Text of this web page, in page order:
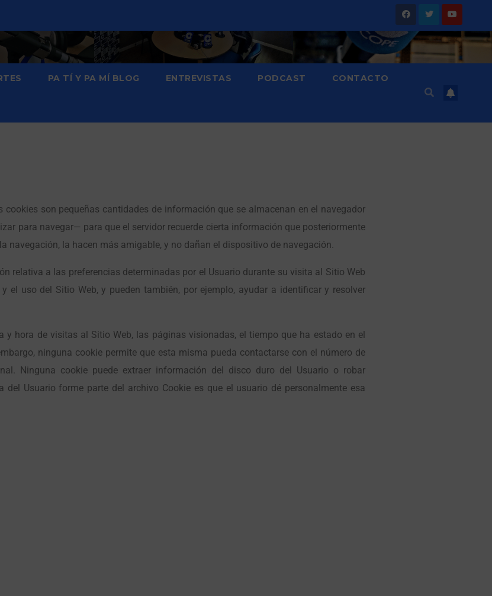
PA TÍ Y PA MÍ BLOG ENTREVISTAS PODCAST CONTACTO
son pequeñas cantidades de información que se almacenan en el navegador
para navegar— para que el servidor recuerde cierta información que posteriormente
la hacen más amigable, y no dañan el dispositivo de navegación.
relativa a las preferencias determinadas por el Usuario durante su visita al Sitio Web
el uso del Sitio Web, y pueden también, por ejemplo, ayudar a identificar y resolver
hora de visitas al Sitio Web, las páginas visionadas, el tiempo que ha estado en el
ninguna cookie permite que esta misma pueda contactarse con el número de
Ninguna cookie puede extraer información del disco duro del Usuario o robar
Usuario forme parte del archivo Cookie es que el usuario dé personalmente esa